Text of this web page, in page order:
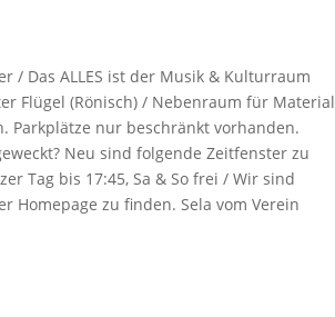
/ Das ALLES ist der Musik & Kulturraum
Flügel (Rönisch) / Nebenraum für Material
Parkplätze nur beschränkt vorhanden.
Neu sind folgende Zeitfenster zu
Tag bis 17:45, Sa & So frei / Wir sind
zu finden. Sela vom Verein